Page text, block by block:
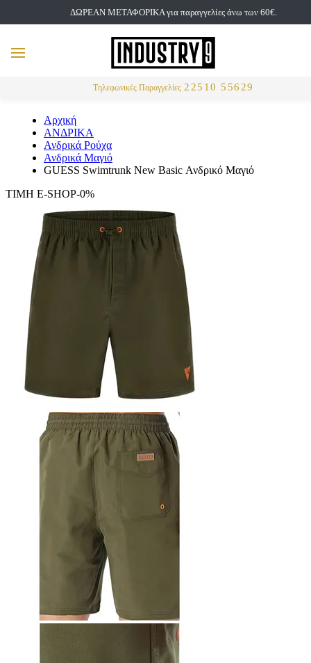
ΔΩΡΕΑΝ ΜΕΤΑΦΟΡΙΚΑ για παραγγελίες άνω των 60€.
Τηλεφωνικές Παραγγελίες 22510 55629
MENU
Αρχική
ΑΝΔΡΙΚΑ
Ανδρικά Ρούχα
Ανδρικά Μαγιό
GUESS Swimtrunk New Basic Ανδρικό Μαγιό
ΤΙΜΗ E-SHOP-0%